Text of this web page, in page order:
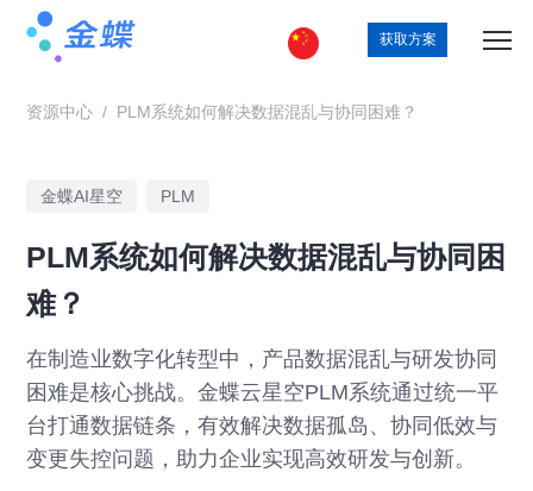
获取方案
资源中心 / PLM系统如何解决数据混乱与协同困难？
金蝶AI星空 PLM
PLM系统如何解决数据混乱与协同困
难？
在制造业数字化转型中，产品数据混乱与研发协同
困难是核心挑战。金蝶云星空PLM系统通过统一平
台打通数据链条，有效解决数据孤岛、协同低效与
变更失控问题，助力企业实现高效研发与创新。